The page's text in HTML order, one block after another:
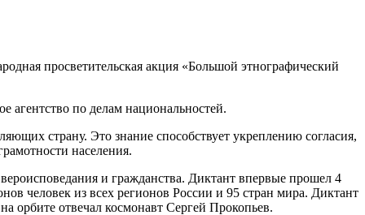
просветительская акция «Большой этнографический
агентство по делам национальностей.
страну. Это знание способствует укреплению согласия,
населения.
и гражданства. Диктант впервые прошел 4
человек из всех регионов России и 95 стран мира. Диктант
орбите отвечал космонавт Сергей Прокопьев.